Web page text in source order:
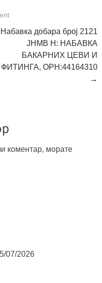
Набавка добара број 2121
ЈНМВ Н: НАБАВКА
БАКАРНИХ ЦЕВИ И
ФИТИНГА, ОРН:44164310
→
коментар, морате
07/2026